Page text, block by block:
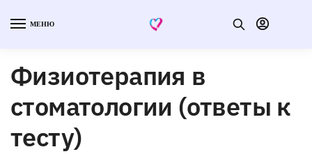
МЕНЮ
Физиотерапия в
стоматологии (ответы к
тесту)